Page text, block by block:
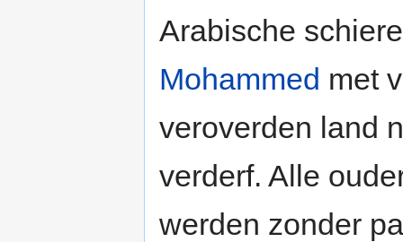
Arabische
Mohammed met
veroverden land
verderf. Alle
werden zonder